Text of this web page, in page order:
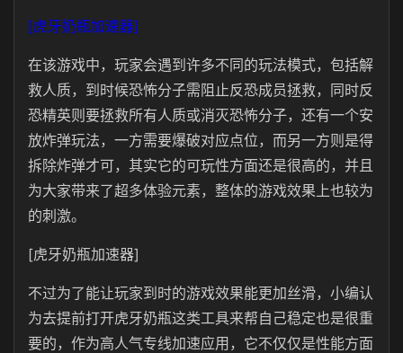
[虎牙奶瓶加速器]
在该游戏中，玩家会遇到许多不同的玩法模式，包括解
救人质，到时候恐怖分子需阻止反恐成员拯救，同时反
恐精英则要拯救所有人质或消灭恐怖分子，还有一个安
放炸弹玩法，一方需要爆破对应点位，而另一方则是得
拆除炸弹才可，其实它的可玩性方面还是很高的，并且
为大家带来了超多体验元素，整体的游戏效果上也较为
的刺激。
[虎牙奶瓶加速器]
不过为了能让玩家到时的游戏效果能更加丝滑，小编认
为去提前打开虎牙奶瓶这类工具来帮自己稳定也是很重
要的，作为高人气专线加速应用，它不仅仅是性能方面